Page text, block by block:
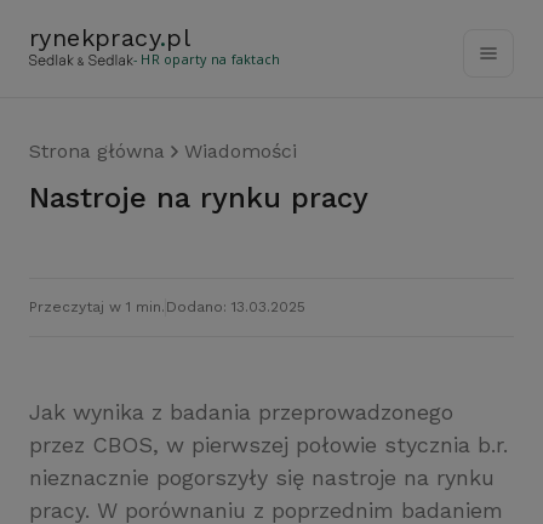
rynekpracy.pl
- HR oparty na faktach
Strona główna Wiadomości
Nastroje na rynku pracy
Przeczytaj w 1 min. Dodano: 13.03.2025
Jak wynika z badania przeprowadzonego
przez CBOS, w pierwszej połowie stycznia b.r.
nieznacznie pogorszyły się nastroje na rynku
pracy. W porównaniu z poprzednim badaniem